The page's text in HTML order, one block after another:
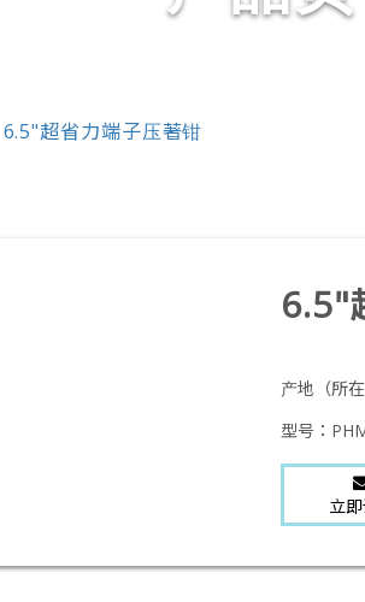
6.5"超省力端子压著钳
6.5"
产地（所
型号：
立